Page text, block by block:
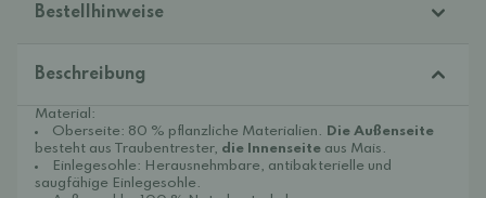
Bestellhinweise
Beschreibung
Material:
Oberseite: 80 % pflanzliche Materialien.
Die Außenseite
besteht aus Traubentrester, die Innenseite aus Mais.
Einlegesohle: Herausnehmbare, antibakterielle und
saugfähige Einlegesohle.